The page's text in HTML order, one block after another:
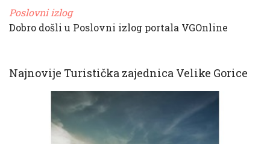
Poslovni izlog
Dobro došli u Poslovni izlog portala VGOnline
Najnovije Turistička zajednica Velike Gorice